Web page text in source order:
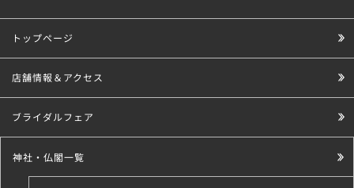
トップページ
店舗情報＆アクセス
ブライダルフェア
神社・仏閣一覧